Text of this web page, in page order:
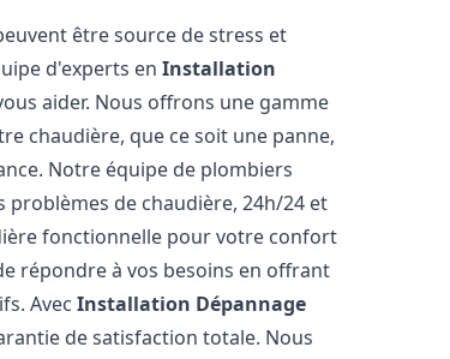
être source de stress et
d'experts enInstallation
aider. Nous offrons une gamme
chaudière, que ce soit une panne,
Notre équipe de plombiers
de chaudière, 24h/24 et
fonctionnelle pour votre confort
répondre à vos besoins en offrant
AvecInstallation Dépannage
de satisfaction totale. Nous